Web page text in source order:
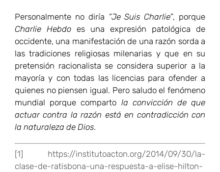
Personalmente no diría “Je Suis Charlie”, porque
Charlie Hebdo es una expresión patológica de
occidente, una manifestación de una razón sorda a
las tradiciones religiosas milenarias y que en su
pretensión racionalista se considera superior a la
mayoría y con todas las licencias para ofender a
quienes no piensen igual. Pero saludo el fenómeno
mundial porque comparto la convicción de que
actuar contra la razón está en contradicción con
la naturaleza de Dios.
[1]
https://institutoacton.org/2014/09/30/la-
clase-de-ratisbona-una-respuesta-a-elise-hilton-